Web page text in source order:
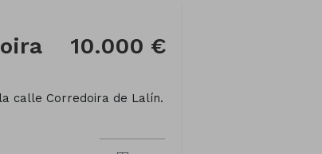
10.000 €
calle Corredoira de Lalín.